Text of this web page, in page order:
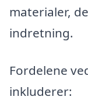
materialer,
indretning.
Fordelene
inkluderer: